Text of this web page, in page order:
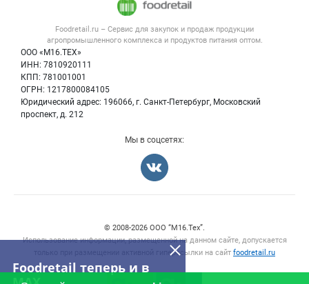
Foodretail теперь и в
Foodretail.ru – Сервис для закупок и продаж продукции
агропромышленного комплекса и продуктов питания оптом.
ООО «М16.ТЕХ»
ИНН: 7810920111
КПП: 781001001
ОГРН: 1217800084105
Юридический адрес: 196066, г. Санкт-Петербург, Московский
проспект, д. 212
Контактная информация
Политика обработки персональных данных
Новости рынка
Вакансии
Оборудование для пищепрома
Информация о компаниях
Мы в соцсетях:
© 2008‑2026 ООО “М16.Тех”.
Использование информации, размещенной на данном сайте, допускается
только при размещении активной гиперссылки на сайт foodretail.ru